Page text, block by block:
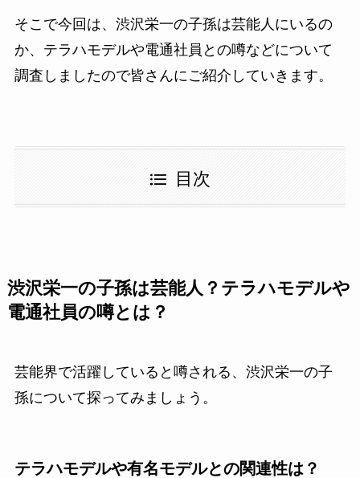
そこで今回は、渋沢栄一の子孫は芸能人にいるの
か、テラハモデルや電通社員との噂などについて
調査しましたので皆さんにご紹介していきます。
目次
渋沢栄一の子孫は芸能人？テラハモデルや
電通社員の噂とは？
芸能界で活躍していると噂される、渋沢栄一の子
孫について探ってみましょう。
テラハモデルや有名モデルとの関連性は？